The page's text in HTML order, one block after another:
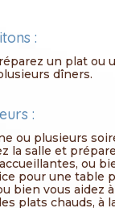
:
un plat ou
dîners.
:
ou plusieurs
la salle et
ou
pour une table
bien vous aidez
plats chauds, à